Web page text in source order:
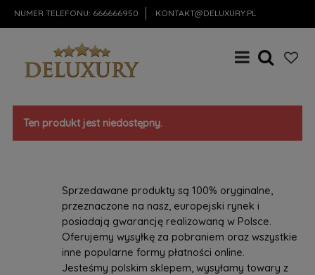
NUMER TELEFONU: 666666950 KONTAKT@DELUXURY.PL
Ten produkt jest niedostępny.
Sprzedawane produkty są 100% oryginalne,
przeznaczone na nasz, europejski rynek i
posiadają gwarancję realizowaną w Polsce.
Oferujemy wysyłkę za pobraniem oraz wszystkie
inne popularne formy płatności online.
Jesteśmy polskim sklepem, wysyłamy towary z